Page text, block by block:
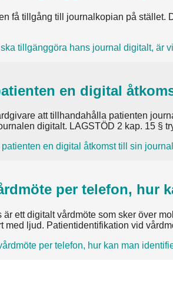
få tillgång till journalkopian på
tillgänggöra hans journal digitalt, är
en digital
att tillhandahålla patienten
digitalt. LAGSTÖD 2 kap. 15 §
en digital åtkomst till sin
per telefon, hur
ett digitalt vårdmöte som sker över
med ljud. Patientidentifikation vid
per telefon, hur kan man